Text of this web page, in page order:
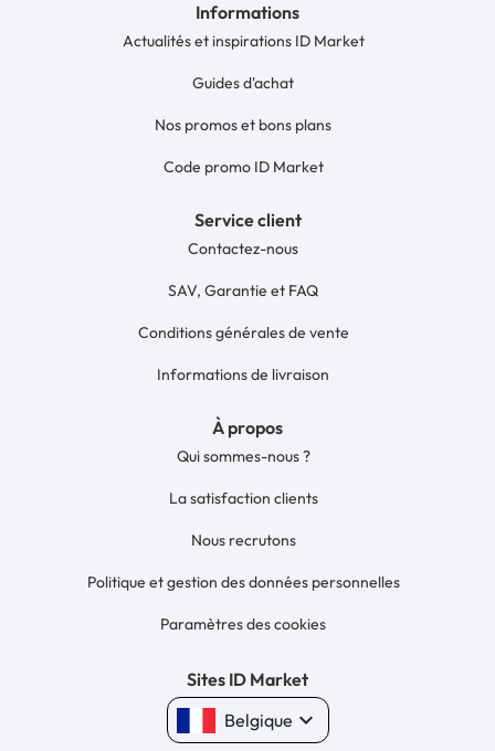
Informations
Actualités et inspirations ID Market
Guides d'achat
Nos promos et bons plans
Code promo ID Market
Service client
Contactez-nous
SAV, Garantie et FAQ
Conditions générales de vente
Informations de livraison
À propos
Qui sommes-nous ?
La satisfaction clients
Nous recrutons
Politique et gestion des données personnelles
Paramètres des cookies
Sites ID Market
Belgique keyboard_arrow_down